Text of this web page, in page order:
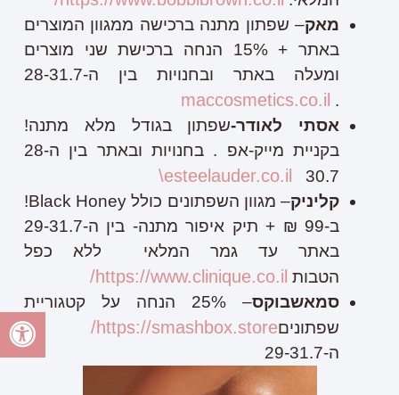
מאק– שפתון מתנה ברכישה ממגוון המוצרים
באתר + 15% הנחה ברכישת שני מוצרים
ומעלה באתר ובחנויות בין ה-28-31.7
.
maccosmetics.co.il
אסתי לאודר-שפתון בגודל מלא מתנה!
בקניית מייק-אפ . בחנויות ובאתר בין ה28-
30.7
esteelauder.co.il\
קליניק
– מגוון השפתונים כולל Black Honey!
ב-99 ₪ + תיק איפור מתנה- בין ה-29-31.7
באתר עד גמר המלאי ללא כפל
הטבות https://www.clinique.co.il/
סמאשבוקס
– 25% הנחה על קטגוריית
שפתוניםhttps://smashbox.store/ בין
ה-29-31.7